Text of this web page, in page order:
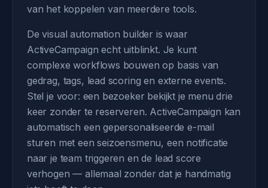
van het koppelen van meerdere tools.
De visual automation builder is waar
ActiveCampaign echt uitblinkt. Je kunt
complexe workflows bouwen op basis van
gedrag, tags, lead scoring en externe events.
Stel je voor: een bezoeker bekijkt je menu drie
keer zonder te reserveren. ActiveCampaign kan
automatisch een gepersonaliseerde e-mail
sturen met een seizoensmenu, een notificatie
naar je team triggeren en de lead score
verhogen — allemaal zonder dat je handmatig